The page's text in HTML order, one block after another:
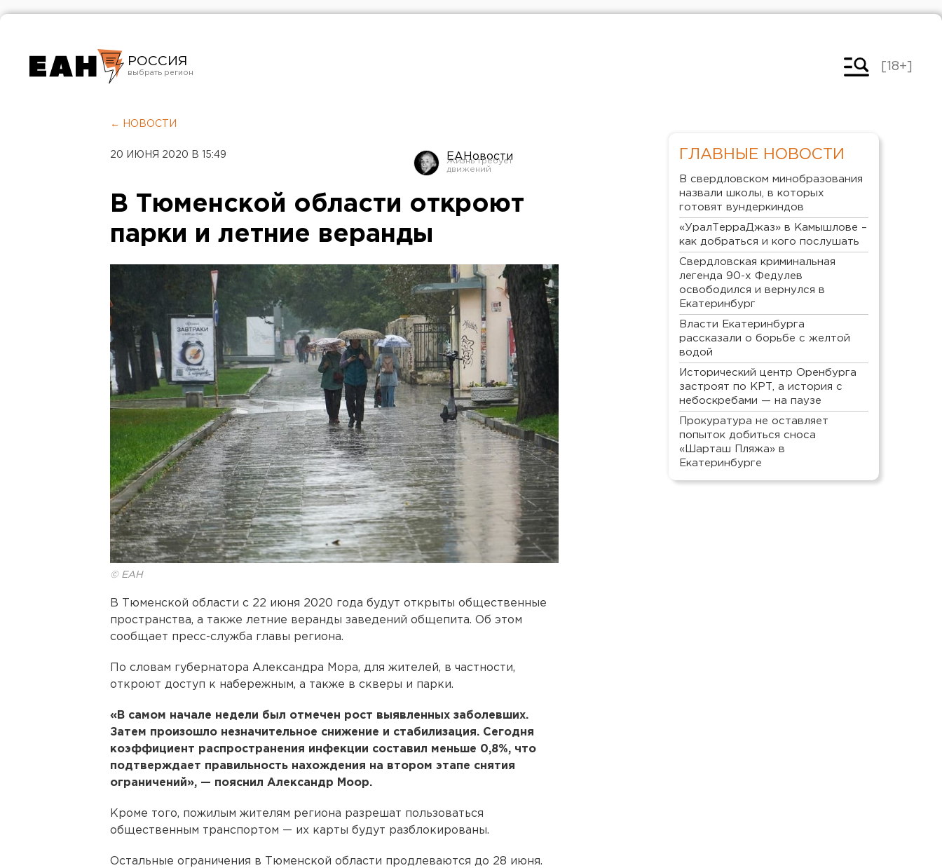
РОССИЯ
Челябинск
[18+]
← НОВОСТИ
20 ИЮНЯ 2020 В 15:49 ЕАНовости
В Тюменской области откроют
парки и летние веранды
© ЕАН
В Тюменской области с 22 июня 2020 года будут открыты общественные
пространства, а также летние веранды заведений общепита. Об этом
сообщает пресс-служба главы региона.
По словам губернатора Александра Мора, для жителей, в частности,
откроют доступ к набережным, а также в скверы и парки.
«В самом начале недели был отмечен рост выявленных заболевших.
Затем произошло незначительное снижение и стабилизация. Сегодня
коэффициент распространения инфекции составил меньше 0,8%, что
подтверждает правильность нахождения на втором этапе снятия
ограничений», — пояснил Александр Моор.
Кроме того, пожилым жителям региона разрешат пользоваться
общественным транспортом — их карты будут разблокированы.
Остальные ограничения в Тюменской области продлеваются до 28 июня.
ГЛАВНЫЕ НОВОСТИ
В свердловском минобразования
назвали школы, в которых
готовят вундеркиндов
«УралТерраДжаз» в Камышлове –
как добраться и кого послушать
Свердловская криминальная
легенда 90-х Федулев
освободился и вернулся в
Екатеринбург
Власти Екатеринбурга
рассказали о борьбе с желтой
водой
Исторический центр Оренбурга
застроят по КРТ, а история с
небоскребами — на паузе
Прокуратура не оставляет
попыток добиться сноса
«Шарташ Пляжа» в
Екатеринбурге